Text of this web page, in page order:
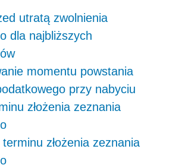
utratą zwolnienia
dla najbliższych
momentu powstania
przy nabyciu
złożenia zeznania
złożenia zeznania